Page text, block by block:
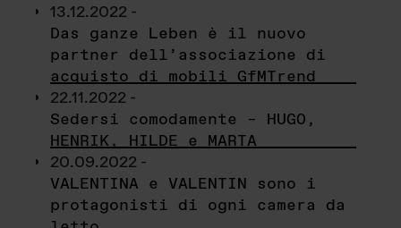
13.12.2022 -
Das ganze Leben è il nuovo
partner dell’associazione di
acquisto di mobili GfMTrend
22.11.2022 -
Sedersi comodamente – HUGO,
HENRIK, HILDE e MARTA
20.09.2022 -
VALENTINA e VALENTIN sono i
protagonisti di ogni camera da